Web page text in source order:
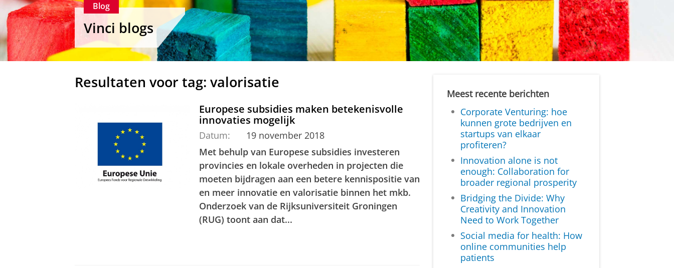
Blog
Vinci blogs
Resultaten voor tag: valorisatie
Europese subsidies maken betekenisvolle
innovaties mogelijk
Datum:
19 november 2018
Met behulp van Europese subsidies investeren
provincies en lokale overheden in projecten die
moeten bijdragen aan een betere kennispositie van
en meer innovatie en valorisatie binnen het mkb.
Onderzoek van de Rijksuniversiteit Groningen
(RUG) toont aan dat...
Meest recente berichten
Corporate Venturing: hoe
kunnen grote bedrijven en
startups van elkaar
profiteren?
Innovation alone is not
enough: Collaboration for
broader regional prosperity
Bridging the Divide: Why
Creativity and Innovation
Need to Work Together
Social media for health: How
online communities help
patients